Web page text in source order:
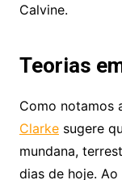
Calvine.
Teorias
Como notamos
Clarkesugere
mundana,
dias de hoje.